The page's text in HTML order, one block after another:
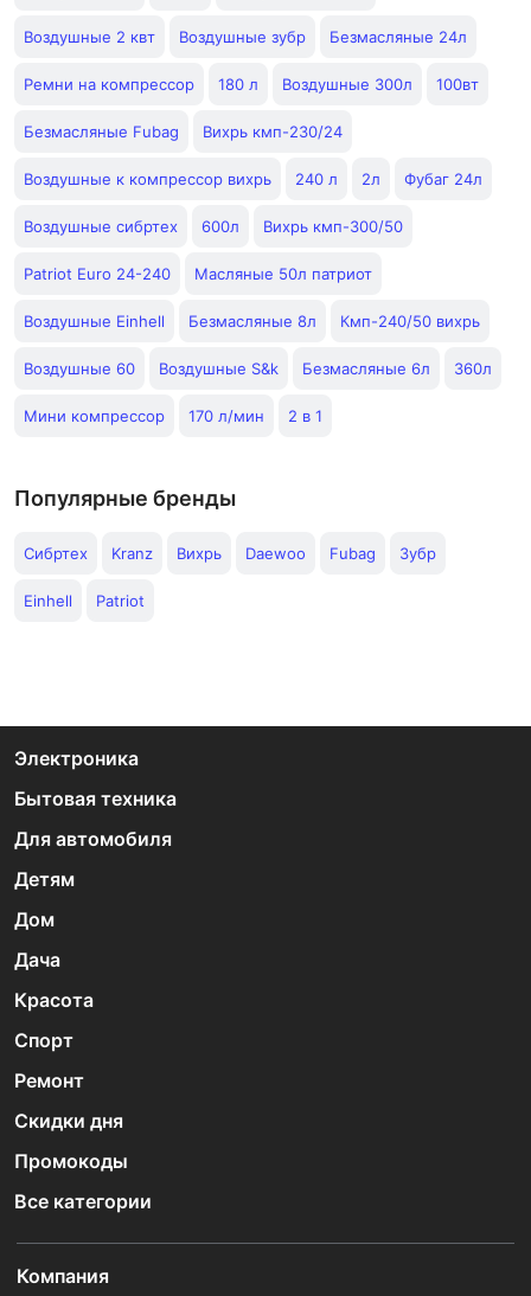
Воздушные 2 квт Воздушные зубр Безмасляные 24л
Ремни на компрессор 180 л Воздушные 300л 100вт
Безмасляные Fubag Вихрь кмп-230/24
Воздушные к компрессор вихрь 240 л 2л Фубаг 24л
Воздушные сибртех 600л Вихрь кмп-300/50
Patriot Euro 24-240 Масляные 50л патриот
Воздушные Einhell Безмасляные 8л Кмп-240/50 вихрь
Воздушные 60 Воздушные S&k Безмасляные 6л 360л
Мини компрессор 170 л/мин 2 в 1
Популярные бренды
Сибртех Kranz Вихрь Daewoo Fubag Зубр
Einhell Patriot
Электроника
Бытовая техника
Для автомобиля
Детям
Дом
Дача
Красота
Спорт
Ремонт
Скидки дня
Промокоды
Все категории
Компания